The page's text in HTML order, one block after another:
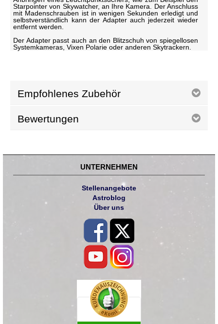
Starpointer von Skywatcher, an Ihre Kamera. Der Anschluss
mit Madenschrauben ist in wenigen Sekunden erledigt und
selbstverständlich kann der Adapter auch jederzeit wieder
entfernt werden.
Der Adapter passt auch an den Blitzschuh von spiegellosen
Systemkameras, Vixen Polarie oder anderen Skytrackern.
Empfohlenes Zubehör
Bewertungen
UNTERNEHMEN
Stellenangebote
Astroblog
Über uns